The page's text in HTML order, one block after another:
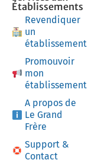
Établissements
Revendiquer
un
établissement
Promouvoir
mon
établissement
A propos de
Le Grand
Frère
Support &
Contact